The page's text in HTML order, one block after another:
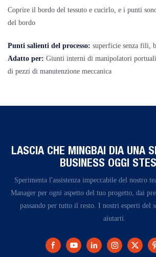
Coprire il bordo del tessuto e cucirlo, e i punti
del bordo
Punti salienti del processo: superficie senza fili,
Adatto per: Giunti interni di manipolatori
di pezzi di manutenzione meccanica
LASCIA CHE MINGBAI DIA UNA
BUSINESS OGGI
Sperimenta l'assistenza impeccabile del nostro
Manager per ogni aspetto del tuo progetto, dai
passando per tutto il resto. I nostri esperti del
aiutarti.